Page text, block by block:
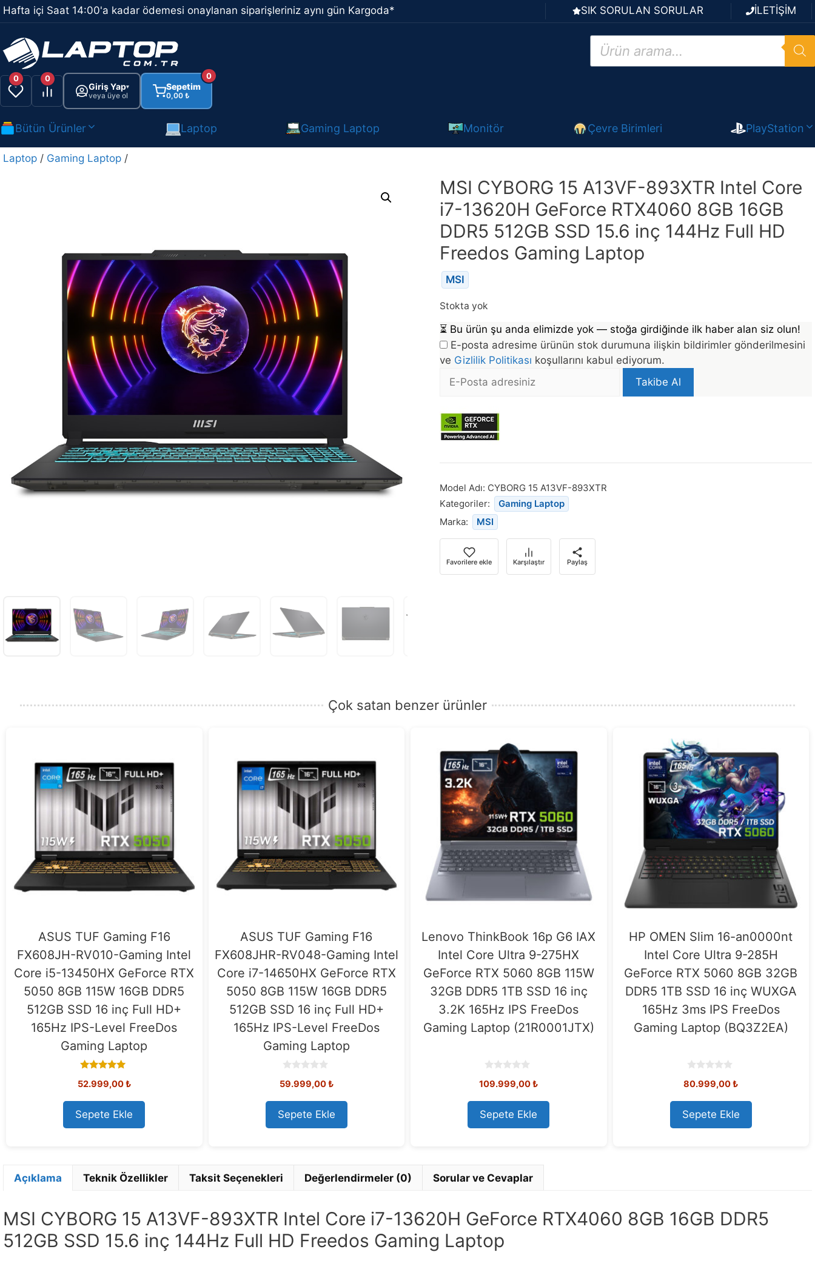
İçeriğe
atla
Hafta içi Saat 14:00'a kadar ödemesi onaylanan siparişleriniz aynı gün Kargoda* SIK SORULAN SORULAR İLETİŞİM
Products
search
0 0
Giriş Yap▾
veya üye ol
Sepetim
0,00 ₺
0
Bütün Ürünler Laptop Gaming Laptop Monitör Çevre Birimleri PlayStation
Laptop / Gaming Laptop /
MSI CYBORG 15 A13VF-893XTR Intel Core
i7-13620H GeForce RTX4060 8GB 16GB
DDR5 512GB SSD 15.6 inç 144Hz Full HD
Freedos Gaming Laptop
MSI
Stokta yok
⏳ Bu ürün şu anda elimizde yok — stoğa girdiğinde ilk haber alan siz olun!
E-posta adresime ürünün stok durumuna ilişkin bildirimler gönderilmesini
ve Gizlilik Politikası koşullarını kabul ediyorum.
E-
Takibe Al
ürün
stoğa
bildirim
için
e-
posta
adresinizi
Model Adı: CYBORG 15 A13VF-893XTR
Kategoriler:
Gaming Laptop
Marka:
MSI
Favorilere ekle Karşılaştır Paylaş
Çok satan benzer ürünler
ASUS TUF Gaming F16
FX608JH-RV010-Gaming Intel
Core i5-13450HX GeForce RTX
5050 8GB 115W 16GB DDR5
512GB SSD 16 inç Full HD+
165Hz IPS-Level FreeDos
Gaming Laptop
out of 5
52.999,00₺
Sepete Ekle
ASUS TUF Gaming F16
FX608JHR-RV048-Gaming Intel
Core i7-14650HX GeForce RTX
5050 8GB 115W 16GB DDR5
512GB SSD 16 inç Full HD+
165Hz IPS-Level FreeDos
Gaming Laptop
o
t
o
f
5
59.999,00₺
Sepete Ekle
Lenovo ThinkBook 16p G6 IAX
Intel Core Ultra 9-275HX
GeForce RTX 5060 8GB 115W
32GB DDR5 1TB SSD 16 inç
3.2K 165Hz IPS FreeDos
Gaming Laptop (21R0001JTX)
o
t
o
f
5
109.999,00₺
Sepete Ekle
HP OMEN Slim 16-an0000nt
Intel Core Ultra 9-285H
GeForce RTX 5060 8GB 32GB
DDR5 1TB SSD 16 inç WUXGA
165Hz 3ms IPS FreeDos
Gaming Laptop (BQ3Z2EA)
o
t
o
f
5
80.999,00₺
Sepete Ekle
Açıklama Teknik Özellikler Taksit Seçenekleri Değerlendirmeler (0) Sorular ve Cevaplar
MSI CYBORG 15 A13VF-893XTR Intel Core i7-13620H GeForce RTX4060 8GB 16GB DDR5
512GB SSD 15.6 inç 144Hz Full HD Freedos Gaming Laptop